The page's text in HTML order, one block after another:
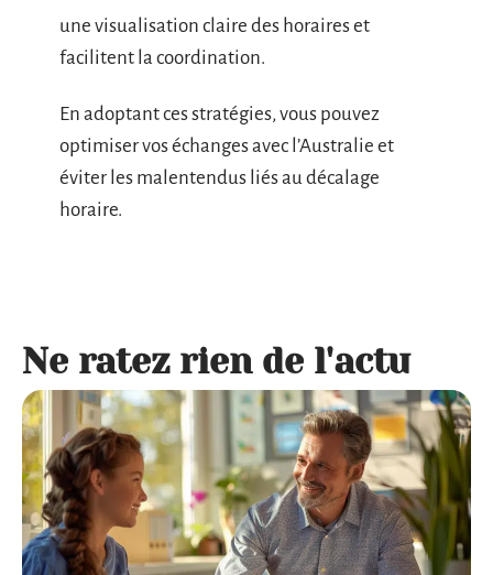
une visualisation claire des horaires et
facilitent la coordination.
En adoptant ces stratégies, vous pouvez
optimiser vos échanges avec l’Australie et
éviter les malentendus liés au décalage
horaire.
Ne ratez rien de l'actu